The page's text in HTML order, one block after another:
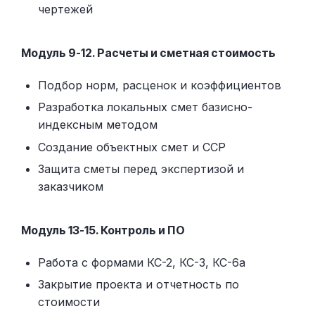
чертежей
Модуль 9-12. Расчеты и сметная стоимость
Подбор норм, расценок и коэффициентов
Разработка локальных смет базисно-
индексным методом
Создание объектных смет и ССР
Защита сметы перед экспертизой и
заказчиком
Модуль 13-15. Контроль и ПО
Работа с формами КС-2, КС-3, КС-6а
Закрытие проекта и отчетность по
стоимости